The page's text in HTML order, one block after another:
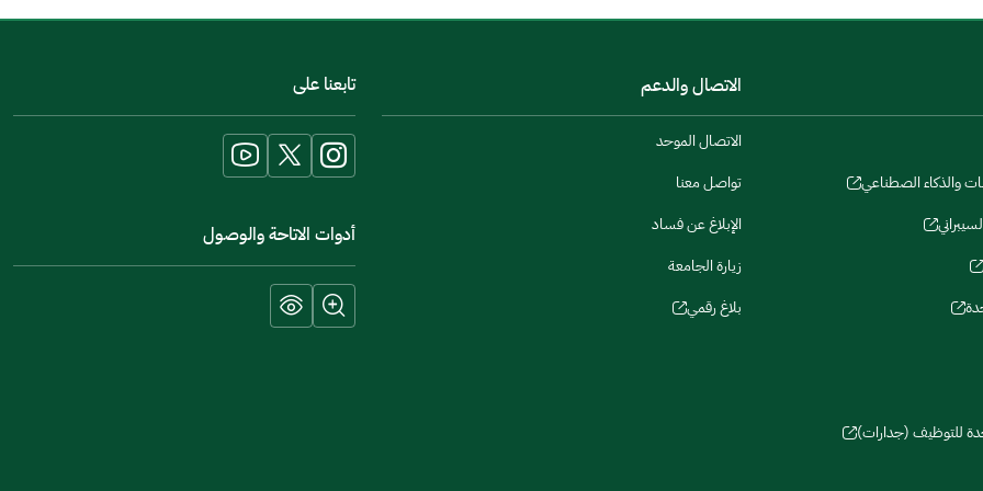
اخبرنا عن تجربتك في هذه الخدمة
والذكاء الصطناعي
للتوظيف (جدارات)
الاتصال والدعم
الاتصال الموحد
تواصل معنا
الإبلاغ عن فساد
زيارة الجامعة
بلاغ رقمي
تابعنا على
أدوات الاتاحة والوصول